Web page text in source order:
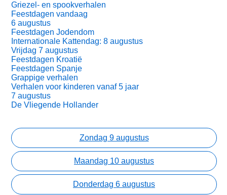
Griezel- en spookverhalen
Feestdagen vandaag
6 augustus
Feestdagen Jodendom
Internationale Kattendag: 8 augustus
Vrijdag 7 augustus
Feestdagen Kroatië
Feestdagen Spanje
Grappige verhalen
Verhalen voor kinderen vanaf 5 jaar
7 augustus
De Vliegende Hollander
Zondag 9 augustus
Maandag 10 augustus
Donderdag 6 augustus